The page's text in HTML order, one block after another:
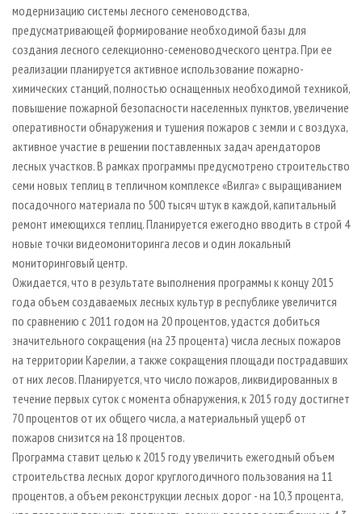
модернизацию системы лесного семеноводства,
предусматривающей формирование необходимой базы для
создания лесного селекционно-семеноводческого центра. При ее
реализации планируется активное использование пожарно-
химических станций, полностью оснащенных необходимой техникой,
повышение пожарной безопасности населенных пунктов, увеличение
оперативности обнаружения и тушения пожаров с земли и с воздуха,
активное участие в решении поставленных задач арендаторов
лесных участков. В рамках программы предусмотрено строительство
семи новых теплиц в тепличном комплексе «Вилга» с выращиванием
посадочного материала по 500 тысяч штук в каждой, капитальный
ремонт имеющихся теплиц. Планируется ежегодно вводить в строй 4
новые точки видеомониторинга лесов и один локальный
мониторинговый центр.
Ожидается, что в результате выполнения программы к концу 2015
года объем создаваемых лесных культур в республике увеличится
по сравнению с 2011 годом на 20 процентов, удастся добиться
значительного сокращения (на 23 процента) числа лесных пожаров
на территории Карелии, а также сокращения площади пострадавших
от них лесов. Планируется, что число пожаров, ликвидированных в
течение первых суток с момента обнаружения, к 2015 году достигнет
70 процентов от их общего числа, а материальный ущерб от
пожаров снизится на 18 процентов.
Программа ставит целью к 2015 году увеличить ежегодный объем
строительства лесных дорог круглогодичного пользования на 11
процентов, а объем реконструкции лесных дорог - на 10,3 процента,